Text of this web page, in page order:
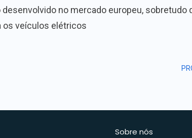
no mercado europeu, sobretudo
os veículos elétricos
Sobre nós